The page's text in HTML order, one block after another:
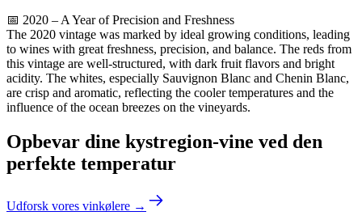
📅 2020 – A Year of Precision and Freshness
The 2020 vintage was marked by ideal growing conditions, leading
to wines with great freshness, precision, and balance. The reds from
this vintage are well-structured, with dark fruit flavors and bright
acidity. The whites, especially Sauvignon Blanc and Chenin Blanc,
are crisp and aromatic, reflecting the cooler temperatures and the
influence of the ocean breezes on the vineyards.
Opbevar dine kystregion-vine ved den
perfekte temperatur
Udforsk vores vinkølere →